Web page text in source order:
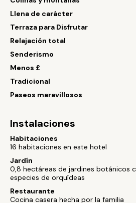
Llena de carácter
Terraza para Disfrutar
Relajación total
Senderismo
Menos £
Tradicional
Paseos maravillosos
Instalaciones
Habitaciones
16 habitaciones en este hotel
Jardín
0,8 hectáreas de jardines botánicos
especies de orquídeas
Restaurante
Cocina casera hecha por la familia